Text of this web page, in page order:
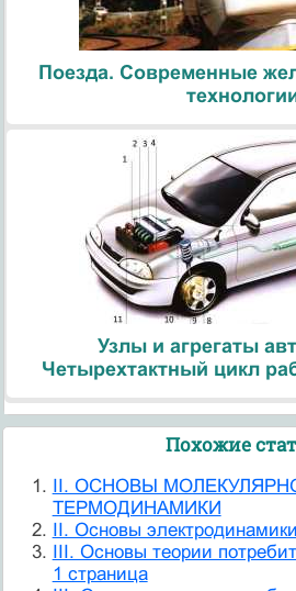
Поезда. Современные
Узлы и агрегаты
Четырехтактный цикл
Похожие
II. ОСНОВЫ
ТЕРМОДИНАМИКИ
II. Основы электродинамики
III. Основы теории
1 страница